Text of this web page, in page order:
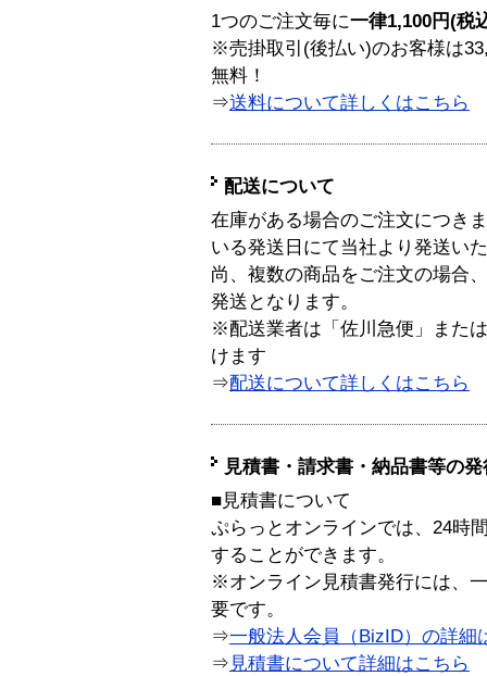
1つのご注文毎に一律1,100円(税
※売掛取引(後払い)のお客様は
無料！
⇒送料について詳しくはこちら
配送について
在庫がある場合のご注文につき
いる発送日にて当社より発送い
尚、複数の商品をご注文の場合
発送となります。
※配送業者は「佐川急便」また
けます
⇒配送について詳しくはこちら
見積書・請求書・納品書等の
■見積書について
ぷらっとオンラインでは、24時
することができます。
※オンライン見積書発行には、
要です。
⇒一般法人会員（BizID）の詳細
⇒ 見積書について詳細はこちら